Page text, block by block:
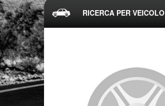
RICERCA PER VEICOLO